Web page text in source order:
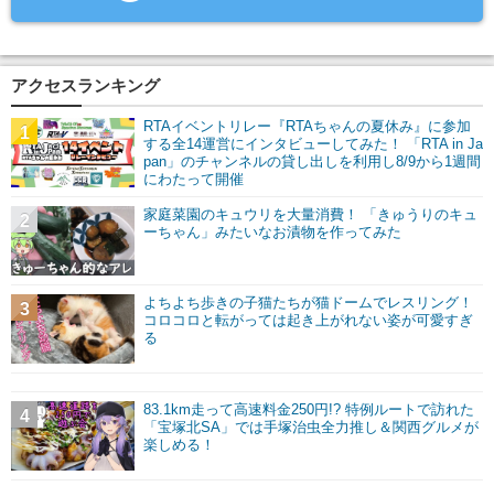
アクセスランキング
RTAイベントリレー『RTAちゃんの夏休み』に参加
する全14運営にインタビューしてみた！ 「RTA in Ja
pan」のチャンネルの貸し出しを利用し8/9から1週間
にわたって開催
1
家庭菜園のキュウリを大量消費！ 「きゅうりのキュ
ーちゃん」みたいなお漬物を作ってみた
2
よちよち歩きの子猫たちが猫ドームでレスリング！
コロコロと転がっては起き上がれない姿が可愛すぎ
る
3
83.1km走って高速料金250円!? 特例ルートで訪れた
「宝塚北SA」では手塚治虫全力推し＆関西グルメが
楽しめる！
4